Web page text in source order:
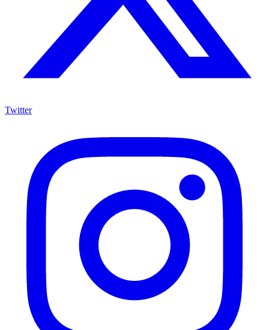
Twitter